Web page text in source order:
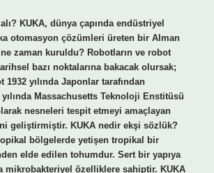
KUKA, dünya çapında endüstriyel
otomasyon çözümleri üreten bir Alman
zaman kuruldu? Robotların ve robot
bazı noktalarına bakacak olursak;
yılında Japonlar tarafından
yılında Massachusetts Teknoloji Enstitüsü
nesneleri tespit etmeyi amaçlayan
geliştirmiştir. KUKA nedir ekşi sözlük?
bölgelerde yetişen tropikal bir
elde edilen tohumdur. Sert bir yapıya
mikrobakteriyel özelliklere sahiptir. KUKA